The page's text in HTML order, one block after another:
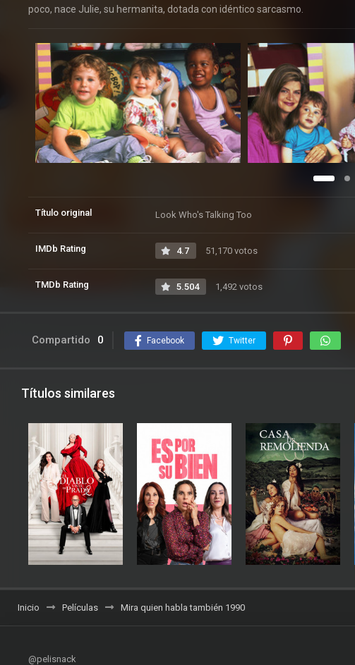
poco, nace Julie, su hermanita, dotada con idéntico sarcasmo.
Título original Look Who's Talking Too
IMDb Rating 4.7 51,170 votos
TMDb Rating 5.504 1,492 votos
Compartido 0 Facebook Twitter
Títulos similares
Inicio Películas Mira quien habla también 1990
@pelisnack